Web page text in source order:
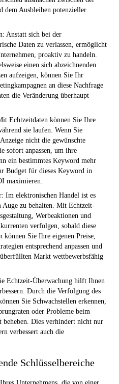
dem Ausbleiben potenzieller
Anstatt sich bei der
Daten zu verlassen, ermöglicht
proaktiv zu handeln.
einen sich abzeichnenden
aufzeigen, können Sie Ihr
an diese Nachfrage
die Veränderung überhaupt
Echtzeitdaten können Sie Ihre
sie laufen. Wenn Sie
nicht die gewünschte
sofort anpassen, um ihre
ein bestimmtes Keyword mehr
Budget für dieses Keyword in
maximieren.
Im elektronischen Handel ist es
zu behalten. Mit Echtzeit-
Werbeaktionen und
verfolgen, sobald diese
können Sie Ihre eigenen Preise,
entsprechend anpassen und
Markt wettbewerbsfähig
Echtzeit-Überwachung hilft Ihnen
Durch die Verfolgung des
Sie Schwachstellen erkennen,
oder Probleme beim
beheben. Dies verhindert nicht nur
verbessert auch die
Schlüsselbereiche